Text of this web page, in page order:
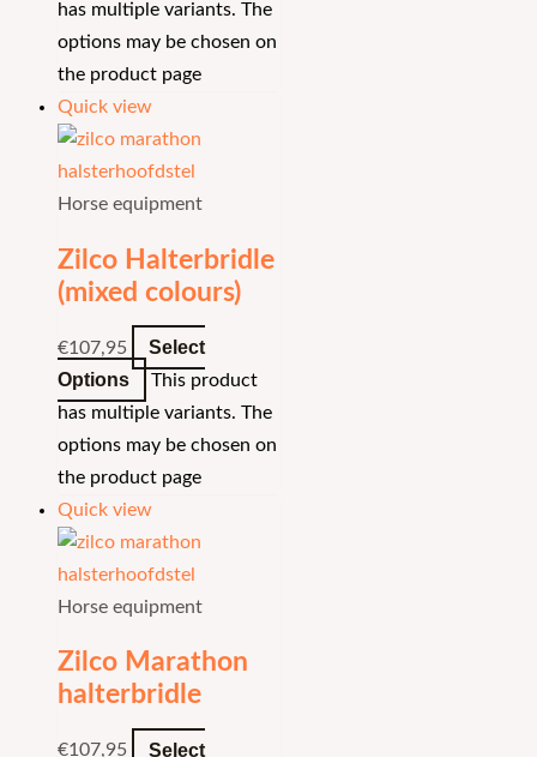
has multiple variants. The
options may be chosen on
the product page
Quick view
Horse equipment
Zilco Halterbridle
(mixed colours)
€107,95
Select
Options
This product
has multiple variants. The
options may be chosen on
the product page
Quick view
Horse equipment
Zilco Marathon
halterbridle
€107,95
Select